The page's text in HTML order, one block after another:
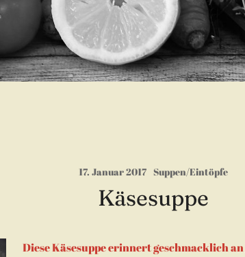
17. Januar 2017 Suppen/Eintöpfe
Käsesuppe
Diese Käsesuppe erinnert geschmacklich an